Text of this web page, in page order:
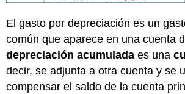
El gasto por depreciación es un
común que aparece en una cuenta
depreciación acumulada es una
decir, se adjunta a otra cuenta y se
compensar el saldo de la cuenta